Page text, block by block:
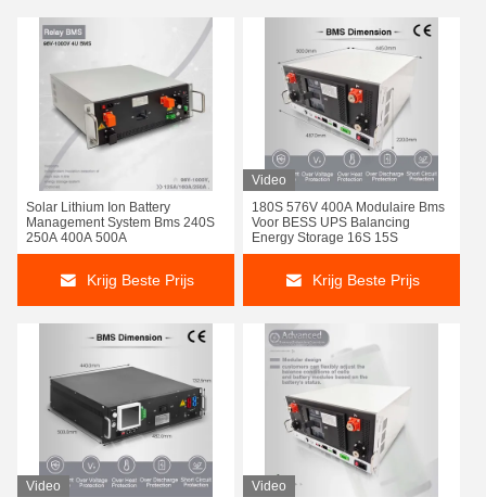
Solar Lithium Ion Battery
Management System Bms 240S
250A 400A 500A
Krijg Beste Prijs
Video
180S 576V 400A Modulaire Bms
Voor BESS UPS Balancing
Energy Storage 16S 15S
Krijg Beste Prijs
Video
Video